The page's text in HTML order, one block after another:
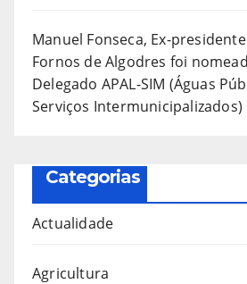
Manuel Fonseca, Ex-
Fornos de Algodres foi
Delegado APAL-SIM (Águas
Serviços Intermunicipalizados)
Categorias
Actualidade
Agricultura